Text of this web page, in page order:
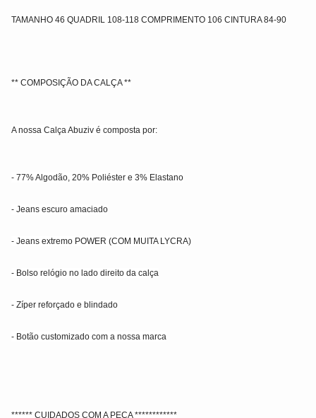
TAMANHO 46 QUADRIL 108-118 COMPRIMENTO 106 CINTURA 84-90
** COMPOSIÇÃO DA CALÇA **
A nossa Calça Abuziv é composta por:
- 77% Algodão, 20% Poliéster e 3% Elastano
- Jeans escuro amaciado
- Jeans extremo POWER (COM MUITA LYCRA)
- Bolso relógio no lado direito da calça
- Zíper reforçado e blindado
- Botão customizado com a nossa marca
****** CUIDADOS COM A PEÇA ************